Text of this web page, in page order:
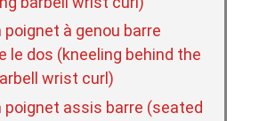
poignet à genou barre
le dos (kneeling behind the
wrist curl)
poignet assis barre (seated